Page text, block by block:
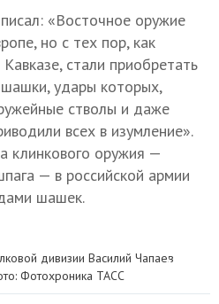
«Восточное оружие
но с тех пор, как
стали приобретать
шашки, удары которых,
стволы и даже
всех в изумление».
клинкового оружия —
— в российской армии
шашек.
дивизии Василий Чапаев
Фотохроника ТАСС